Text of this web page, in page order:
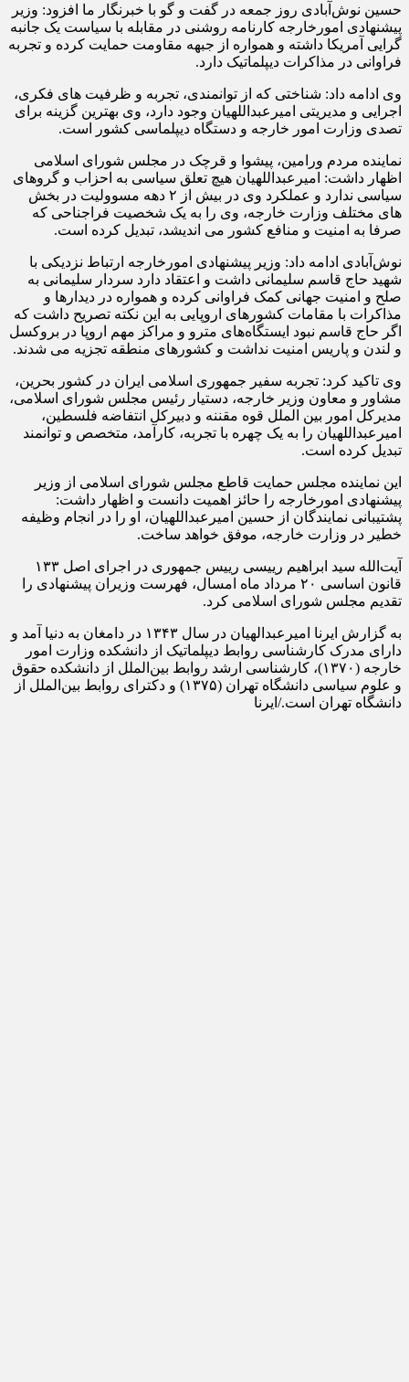
حسین نوش‌آبادی روز جمعه در گفت و گو با خبرنگار ما افزود: وزیر
پیشنهادی امورخارجه کارنامه روشنی در مقابله با سیاست یک جانبه
گرایی آمریکا داشته و همواره از جبهه مقاومت حمایت کرده و تجربه
فراوانی در مذاکرات دیپلماتیک دارد.
وی ادامه داد: شناختی که از توانمندی، تجربه و ظرفیت های فکری،
اجرایی و مدیریتی امیرعبداللهیان وجود دارد، وی بهترین گزینه برای
تصدی وزارت امور خارجه و دستگاه دیپلماسی کشور است.
نماینده مردم ورامین، پیشوا و قرچک در مجلس شورای اسلامی
اظهار داشت: امیرعبداللهیان هیچ تعلق سیاسی به احزاب و گروهای
سیاسی ندارد و عملکرد وی در بیش از ۲ دهه مسوولیت در بخش
های مختلف وزارت خارجه، وی را به یک شخصیت فراجناحی که
صرفا به امنیت و منافع کشور می اندیشد، تبدیل کرده است.
نوش‌آبادی ادامه داد: وزیر پیشنهادی امورخارجه ارتباط نزدیکی با
شهید حاج قاسم سلیمانی داشت و اعتقاد دارد سردار سلیمانی به
صلح و امنیت جهانی کمک فراوانی کرده و همواره در دیدارها و
مذاکرات با مقامات کشورهای اروپایی به این نکته تصریح داشت که
اگر حاج قاسم نبود ایستگاه‌های مترو و مراکز مهم اروپا در بروکسل
و لندن و پاریس امنیت نداشت و کشورهای منطقه تجزیه می شدند.
وی تاکید کرد: تجربه سفیر جمهوری اسلامی ایران در کشور بحرین،
مشاور و معاون وزیر خارجه، دستیار رئیس مجلس شورای اسلامی،
مدیرکل امور بین الملل قوه مقننه و دبیرکل انتفاضه فلسطین،
امیرعبداللهیان را به یک چهره با تجربه، کارآمد، متخصص و توانمند
تبدیل کرده است.
این نماینده مجلس حمایت قاطع مجلس شورای اسلامی از وزیر
پیشنهادی امورخارجه را حائز اهمیت دانست و اظهار داشت:
پشتیبانی نمایندگان از حسین امیرعبداللهیان، او را در انجام وظیفه
خطیر در وزارت خارجه، موفق خواهد ساخت.
آیت‌الله سید ابراهیم رییسی رییس جمهوری در اجرای اصل ۱۳۳
قانون اساسی ۲۰ مرداد ماه امسال، فهرست وزیران پیشنهادی را
تقدیم مجلس شورای اسلامی کرد.
به گزارش ایرنا امیرعبدالهیان در سال ۱۳۴۳ در دامغان به دنیا آمد و
دارای مدرک کارشناسی روابط دیپلماتیک از دانشکده وزارت امور
خارجه (۱۳۷۰)، کارشناسی ارشد روابط بین‌الملل از دانشکده حقوق
و علوم سیاسی دانشگاه تهران (۱۳۷۵) و دکترای روابط بین‌الملل از
دانشگاه تهران است./ایرنا